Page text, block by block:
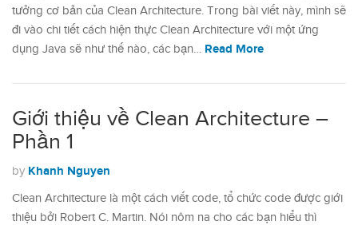
tưởng cơ bản của Clean Architecture. Trong bài viết này, mình sẽ
đi vào chi tiết cách hiện thực Clean Architecture với một ứng
dụng Java sẽ như thế nào, các bạn… Read More
Giới thiệu về Clean Architecture –
Phần 1
by Khanh Nguyen
Clean Architecture là một cách viết code, tổ chức code được giới
thiệu bởi Robert C. Martin. Nói nôm na cho các bạn hiểu thì